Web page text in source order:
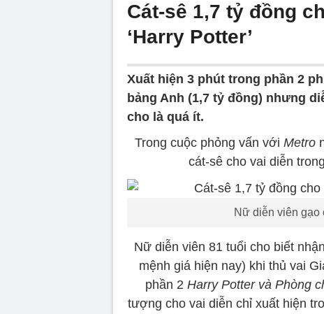
Cát-sê 1,7 tỷ đồng
‘Harry Potter’
Xuất hiện 3 phút trong phần 2
bảng Anh (1,7 tỷ đồng) nhưng
cho là quá ít.
Trong cuộc phỏng vấn với Metro
cát-sê cho vai diễn
Nữ diễn viên gạo
Nữ diễn viên 81 tuổi cho biết
mệnh giá hiện nay) khi thủ vai
phần 2 Harry Potter và Phòng
tượng cho vai diễn chỉ xuất hiện